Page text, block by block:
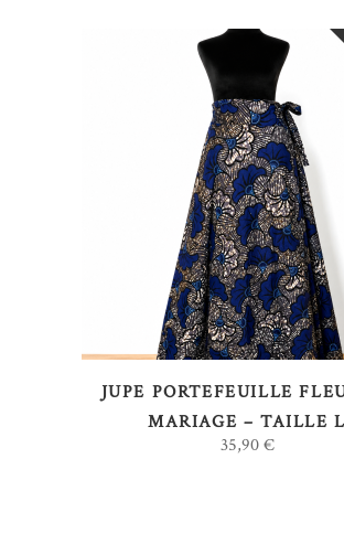
LIRE LA SUITE
JUPE PORTEFEUILLE
MARIAGE – TAILLE L
35,90€